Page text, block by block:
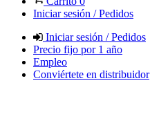
Iniciar sesión / Pedidos
Iniciar sesión / Pedidos
Precio fijo por 1 año
Empleo
Conviértete en distribuidor